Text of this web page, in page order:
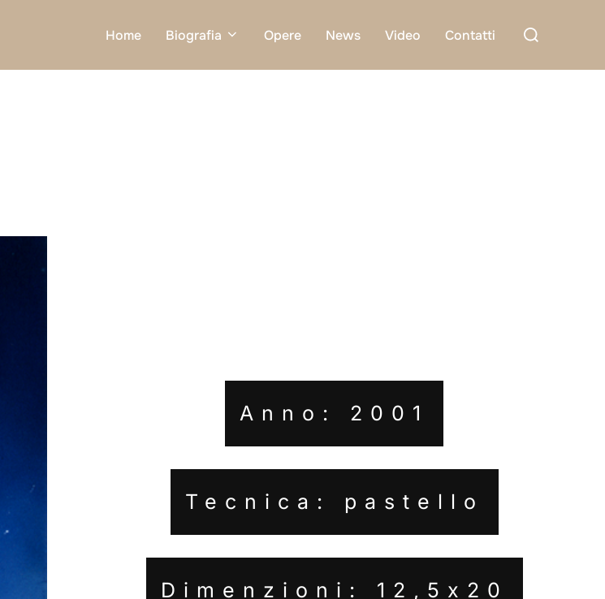
Home Biografia Opere News Video Contatti
Cerca
Anno: 2001
Tecnica: pastello
Dimenzioni: 12,5x20